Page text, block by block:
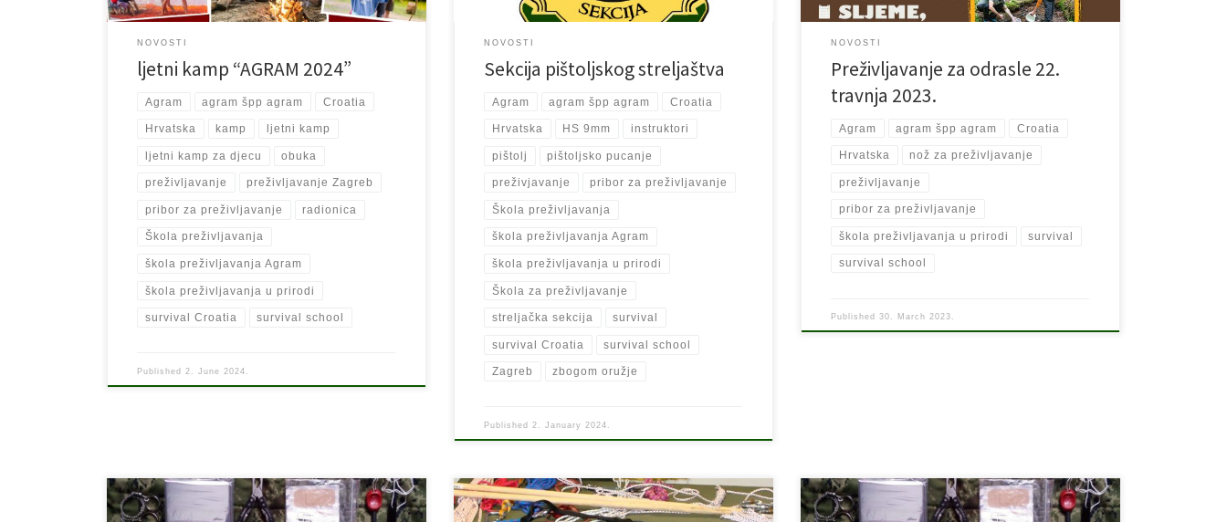
NOVOSTI
ljetni kamp “AGRAM 2024”
Agram agram špp agram Croatia
Hrvatska kamp ljetni kamp
ljetni kamp za djecu obuka
preživljavanje preživljavanje Zagreb
pribor za preživljavanje radionica
Škola preživljavanja
škola preživljavanja Agram
škola preživljavanja u prirodi
survival Croatia survival school
Published 2. June 2024.
NOVOSTI
Sekcija pištoljskog streljaštva
Agram agram špp agram Croatia
Hrvatska HS 9mm instruktori
pištolj pištoljsko pucanje
preživjavanje pribor za preživljavanje
Škola preživljavanja
škola preživljavanja Agram
škola preživljavanja u prirodi
Škola za preživljavanje
streljačka sekcija survival
survival Croatia survival school
Zagreb zbogom oružje
Published 2. January 2024.
NOVOSTI
Preživljavanje za odrasle 22.
travnja 2023.
Agram agram špp agram Croatia
Hrvatska nož za preživljavanje
preživljavanje
pribor za preživljavanje
škola preživljavanja u prirodi survival
survival school
Published30. March 2023.